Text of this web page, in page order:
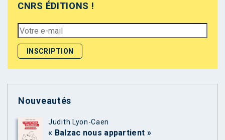
CNRS ÉDITIONS !
Nouveautés
Judith Lyon-Caen
« Balzac nous appartient »